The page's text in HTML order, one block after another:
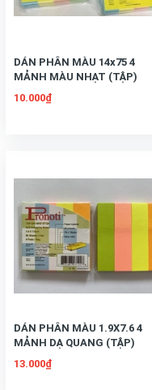
DÁN PHÂN MÀU 14x75 4
MẢNH MÀU NHẠT (TẬP)
10.000₫
DÁN PHÂN MÀU 1.9X7.6 4
MẢNH DẠ QUANG (TẬP)
13.000₫